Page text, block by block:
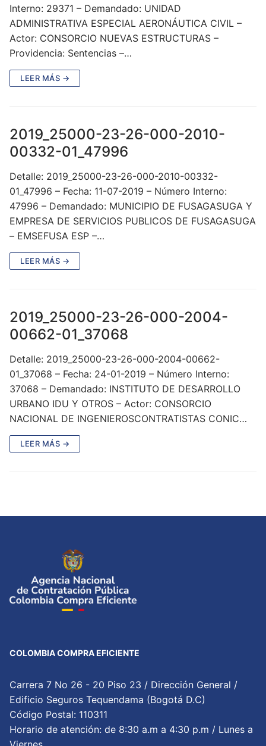
Interno: 29371 – Demandado: UNIDAD
ADMINISTRATIVA ESPECIAL AERONÁUTICA CIVIL –
Actor: CONSORCIO NUEVAS ESTRUCTURAS –
Providencia: Sentencias –…
LEER MÁS →
2019_25000-23-26-000-2010-
00332-01_47996
Detalle: 2019_25000-23-26-000-2010-00332-
01_47996 – Fecha: 11-07-2019 – Número Interno:
47996 – Demandado: MUNICIPIO DE FUSAGASUGA Y
EMPRESA DE SERVICIOS PUBLICOS DE FUSAGASUGA
– EMSEFUSA ESP –…
LEER MÁS →
2019_25000-23-26-000-2004-
00662-01_37068
Detalle: 2019_25000-23-26-000-2004-00662-
01_37068 – Fecha: 24-01-2019 – Número Interno:
37068 – Demandado: INSTITUTO DE DESARROLLO
URBANO IDU Y OTROS – Actor: CONSORCIO
NACIONAL DE INGENIEROSCONTRATISTAS CONIC…
LEER MÁS →
COLOMBIA COMPRA EFICIENTE
Carrera 7 No 26 - 20 Piso 23 / Dirección General /
Edificio Seguros Tequendama (Bogotá D.C)
Código Postal: 110311
Horario de atención: de 8:30 a.m a 4:30 p.m / Lunes a